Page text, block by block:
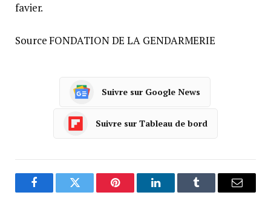
favier.
Source FONDATION DE LA GENDARMERIE
Suivre sur Google News
Suivre sur Tableau de bord
FacebookTwitter Pinterest LinkedInTumblr